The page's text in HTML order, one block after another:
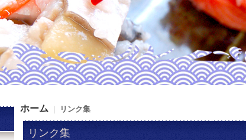
ホーム リンク集
リンク集